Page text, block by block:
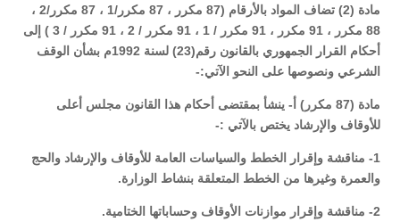
مادة (2) تضاف المواد بالأرقام (87 مكرر ، 87 مكرر/1 ، 87 مكرر/2 ،
88 مكرر ، 91 مكرر ، 91 مكرر / 1 ، 91 مكرر / 2 ، 91 مكرر / 3 ) إلى
أحكام القرار الجمهوري بالقانون رقم(23) لسنة 1992م بشأن الوقف
الشرعي ونصوصها على النحو الآتي:-
مادة (87 مكرر) أ- ينشأ بمقتضى أحكام هذا القانون مجلس أعلى
للأوقاف والإرشاد يختص بالآتي :-
1- مناقشة وإقرار الخطط والسياسات العامة للأوقاف والإرشاد والحج
والعمرة وغيرها من الخطط المتعلقة بنشاط الوزارة.
2- مناقشة وإقرار موازنات الأوقاف وحساباتها الختامية.